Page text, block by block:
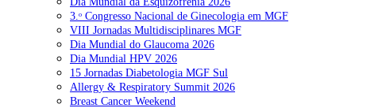
RECENTES
Quase 11.900 jovens recorreram aos cheques psicólogo e nutricionista
ULS de Coimbra estreia cirurgia endoscópica do ouvido com apoio
3.ᵒ Congresso Nacional de Ginecologia em MGF
VIII Jornadas Multidisciplinares MGF
Dia Mundial do Glaucoma 2026
Dia Mundial HPV 2026
15 Jornadas Diabetologia MGF Sul
Allergy & Respiratory Summit 2026
Breast Cancer Weekend